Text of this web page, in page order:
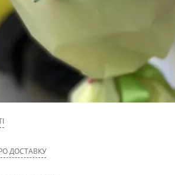
ДОСТАВКУ